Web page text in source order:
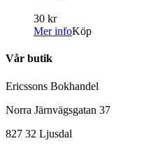
30 kr
Mer infoKöp
Vår butik
Ericssons Bokhandel
Norra Järnvägsgatan 37
827 32 Ljusdal